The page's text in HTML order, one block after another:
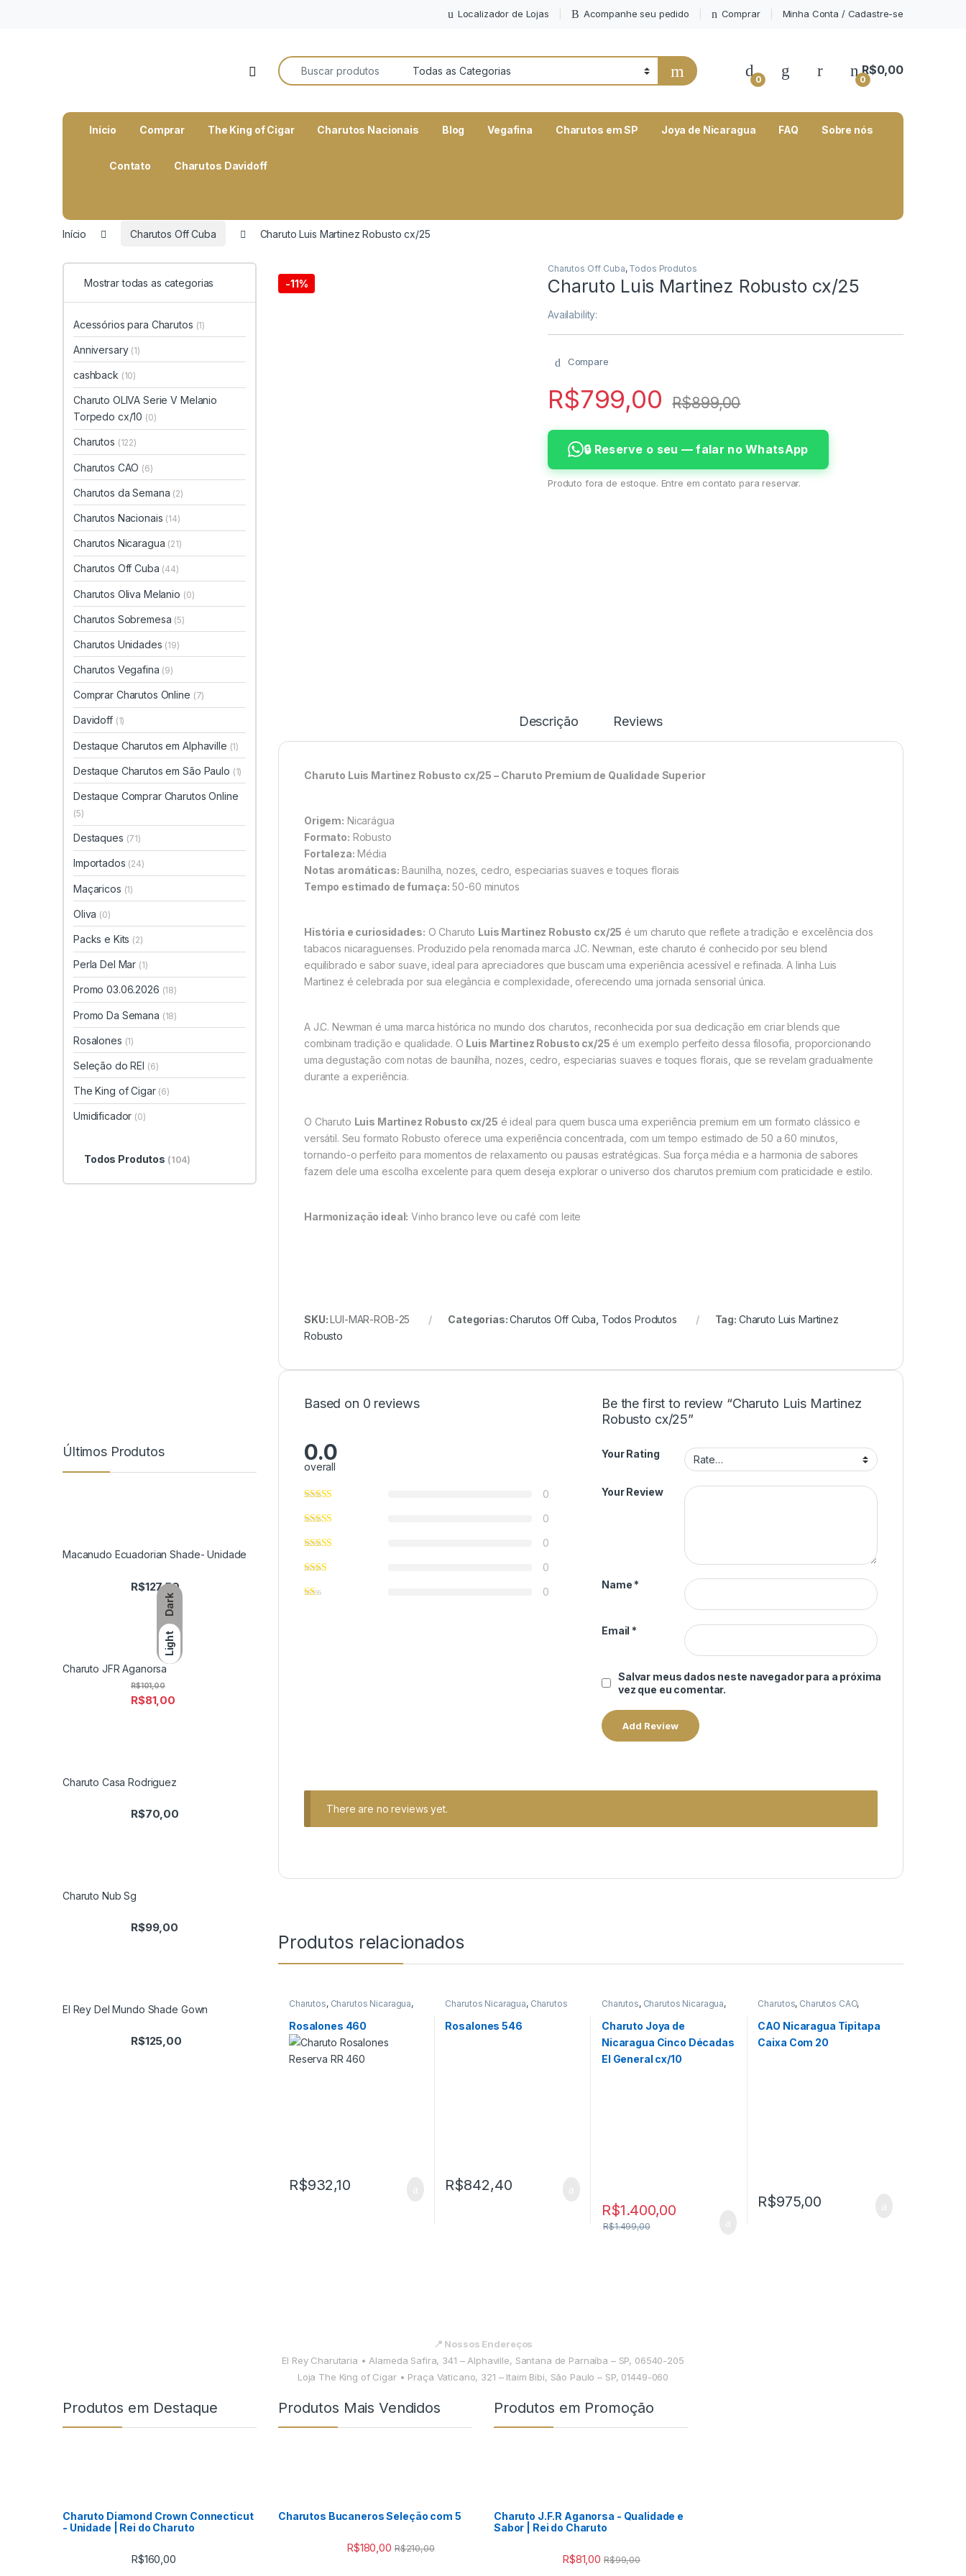
Dark
Light
Localizador de Lojas Acompanhe seu pedido Comprar Minha Conta / Cadastre-se
Open
Search for:
0
My Account
0
R$0,00
Início Comprar The King of Cigar Charutos Nacionais Blog Vegafina Charutos em SP Joya de Nicaragua FAQ Sobre nós
Contato Charutos Davidoff
Início Charutos Off Cuba Charuto Luis Martinez Robusto cx/25
-11%
Charutos Off Cuba, Todos Produtos
Charuto Luis Martinez Robusto cx/25
Availability:
Compare
R$799,00 R$899,00
🔒 Reserve o seu — falar no WhatsApp
Produto fora de estoque. Entre em contato para reservar.
Descrição Reviews
Charuto Luis Martinez Robusto cx/25 – Charuto Premium de Qualidade Superior
Origem: Nicarágua
Formato: Robusto
Fortaleza: Média
Notas aromáticas: Baunilha, nozes, cedro, especiarias suaves e toques florais
Tempo estimado de fumaça: 50-60 minutos
História e curiosidades: O Charuto Luis Martinez Robusto cx/25 é um charuto que reflete a tradição e excelência dos
tabacos nicaraguenses. Produzido pela renomada marca J.C. Newman, este charuto é conhecido por seu blend
equilibrado e sabor suave, ideal para apreciadores que buscam uma experiência acessível e refinada. A linha Luis
Martinez é celebrada por sua elegância e complexidade, oferecendo uma jornada sensorial única.
A J.C. Newman é uma marca histórica no mundo dos charutos, reconhecida por sua dedicação em criar blends que
combinam tradição e qualidade. O Luis Martinez Robusto cx/25 é um exemplo perfeito dessa filosofia, proporcionando
uma degustação com notas de baunilha, nozes, cedro, especiarias suaves e toques florais, que se revelam gradualmente
durante a experiência.
O Charuto Luis Martinez Robusto cx/25 é ideal para quem busca uma experiência premium em um formato clássico e
versátil. Seu formato Robusto oferece uma experiência concentrada, com um tempo estimado de 50 a 60 minutos,
tornando-o perfeito para momentos de relaxamento ou pausas estratégicas. Sua força média e a harmonia de sabores
fazem dele uma escolha excelente para quem deseja explorar o universo dos charutos premium com praticidade e estilo.
Harmonização ideal: Vinho branco leve ou café com leite
SKU:LUI-MAR-ROB-25 Categorias:Charutos Off Cuba Todos Produtos Tag: Charuto Luis Martinez
Robusto
Based on 0 reviews
0.0
overall
0
0
0
0
0
Be the first to review “Charuto Luis Martinez
Robusto cx/25”
Your Rating
Your Review
Name *
Email *
Salvar meus dados neste navegador para a próxima
vez que eu comentar.
There are no reviews yet.
Produtos relacionados
Charutos, Charutos Nicaragua,
Rosalones 460
R$932,10
Charutos Nicaragua, Charutos
Rosalones 546
R$842,40
Charutos, Charutos Nicaragua,
Todos
Produtos
Charuto Joya de
Nicaragua Cinco Décadas
El General cx/10
R$1.400,00
R$1.499,00
Charutos, Charutos CAO,
Off Cuba
Importados
CAO Nicaragua Tipitapa
Caixa Com 20
R$975,00
Mostrar todas as categorias
Acessórios para Charutos (1)
Anniversary (1)
cashback (10)
Charuto OLIVA Serie V Melanio
Torpedo cx/10 (0)
Charutos (122)
Charutos CAO (6)
Charutos da Semana (2)
Charutos Nacionais (14)
Charutos Nicaragua (21)
Charutos Off Cuba (44)
Charutos Oliva Melanio (0)
Charutos Sobremesa (5)
Charutos Unidades (19)
Charutos Vegafina (9)
Comprar Charutos Online (7)
Davidoff (1)
Destaque Charutos em Alphaville (1)
Destaque Charutos em São Paulo (1)
Destaque Comprar Charutos Online
(5)
Destaques (71)
Importados (24)
Maçaricos (1)
Oliva (0)
Packs e Kits (2)
Perla Del Mar (1)
Promo 03.06.2026 (18)
Promo Da Semana (18)
Rosalones (1)
Seleção do REI (6)
The King of Cigar (6)
Umidificador (0)
Todos Produtos (104)
Últimos Produtos
Macanudo Ecuadorian Shade- Unidade
R$127,50
Charuto JFR Aganorsa
R$81,00
R$101,00
Charuto Casa Rodriguez
R$70,00
Charuto Nub Sg
R$99,00
El Rey Del Mundo Shade Gown
R$125,00
📍 Nossos Endereços
El Rey Charutaria • Alameda Safira, 341 – Alphaville, Santana de Parnaíba – SP, 06540-205
Loja The King of Cigar • Praça Vaticano, 321 – Itaim Bibi, São Paulo – SP, 01449-060
Produtos em Destaque
Charuto Diamond Crown Connecticut
- Unidade | Rei do Charuto
R$160,00
Produtos Mais Vendidos
Charutos Bucaneros Seleção com 5
R$180,00 R$210,00
Produtos em Promoção
Charuto J.F.R Aganorsa - Qualidade e
Sabor | Rei do Charuto
R$81,00 R$99,00